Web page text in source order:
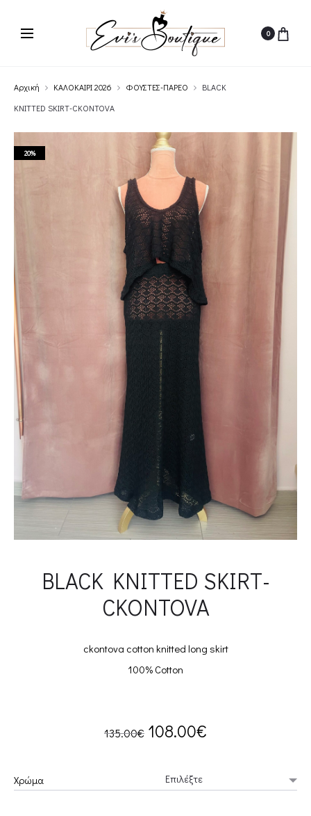
0
Αρχική ΚΑΛΟΚΑΙΡΙ 2026 ΦΟΥΣΤΕΣ-ΠΑΡΕΟ
BLACK
KNITTED SKIRT-CKONTOVA
20%
BLACK KNITTED SKIRT-
CKONTOVA
ckontova cotton knitted long skirt
100% Cotton
135.00€ Original
was:
108.00€
is:
Χρώμα